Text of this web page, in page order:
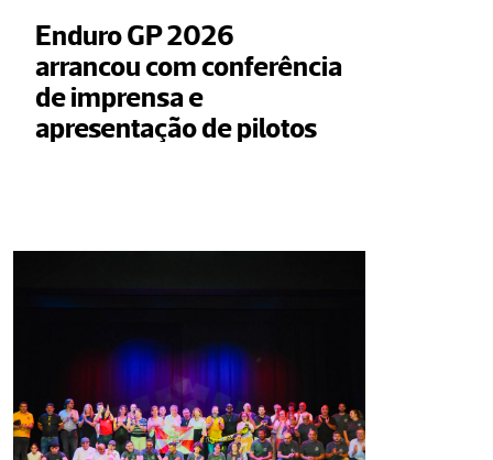
Enduro GP 2026
arrancou com conferência
de imprensa e